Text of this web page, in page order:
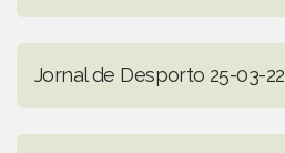
Jornal de Desporto 25-03-22